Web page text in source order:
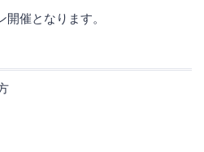
催となります。